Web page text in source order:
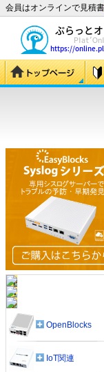
会員はオンラインで見積
OpenBlocks
IoT関連